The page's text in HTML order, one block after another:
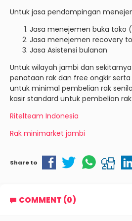
Untuk jasa pendampingan
Jasa menejemen buka toko
Jasa menejemen recovery
Jasa Asistensi bulanan
Untuk wilayah jambi dan
penataan rak dan free ongkir
untuk minimal pembelian rak
kasir standard untuk pembelian
Ritelteam Indonesia
Rak minimarket jambi
Share to
COMMENT (0)